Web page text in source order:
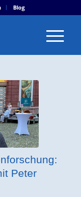
Blog
Peter